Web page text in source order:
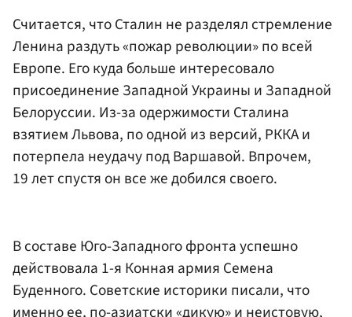
Считается, что Сталин не разделял стремление
Ленина раздуть «пожар революции» по всей
Европе. Его куда больше интересовало
присоединение Западной Украины и Западной
Белоруссии. Из-за одержимости Сталина
взятием Львова, по одной из версий, РККА и
потерпела неудачу под Варшавой. Впрочем,
19 лет спустя он все же добился своего.
В составе Юго-Западного фронта успешно
действовала 1-я Конная армия Семена
Буденного. Советские историки писали, что
именно ее, по-азиатски «дикую» и неистовую,